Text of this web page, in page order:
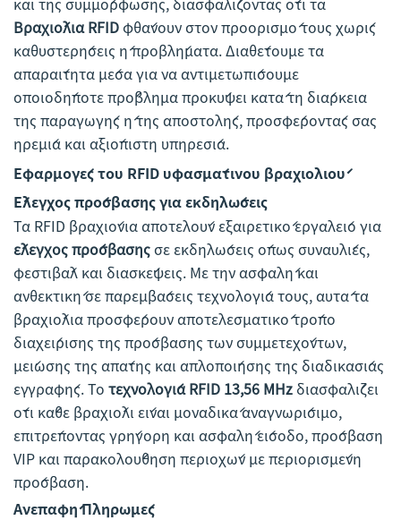
Βραχιόλια RFIDφθάνουν στον προορισμό τους χωρίς
καθυστερήσεις ή προβλήματα. Διαθέτουμε τα
απαραίτητα μέσα για να αντιμετωπίσουμε
οποιοδήποτε πρόβλημα προκύψει κατά τη διάρκεια
της παραγωγής ή της αποστολής, προσφέροντάς σας
ηρεμία και αξιόπιστη υπηρεσία.
Εφαρμογές του RFID υφασμάτινου βραχιολιού
Έλεγχος πρόσβασης για εκδηλώσεις
Τα RFID βραχιόνια αποτελούν εξαιρετικό εργαλείο για
έλεγχος πρόσβασηςσε εκδηλώσεις όπως συναυλίες,
φεστιβάλ και διασκέψεις. Με την ασφαλή και
ανθεκτική σε παρεμβάσεις τεχνολογία τους, αυτά τα
βραχιόλια προσφέρουν αποτελεσματικό τρόπο
διαχείρισης της πρόσβασης των συμμετεχόντων,
μείωσης της απάτης και απλοποίησης της διαδικασίας
εγγραφής. Το τεχνολογία RFID 13,56 MHz διασφαλίζει
ότι κάθε βραχιόλι είναι μοναδικά αναγνωρίσιμο,
επιτρέποντας γρήγορη και ασφαλή είσοδο, πρόσβαση
VIP και παρακολούθηση περιοχών με περιορισμένη
πρόσβαση.
Ανεπαφή Πληρωμές